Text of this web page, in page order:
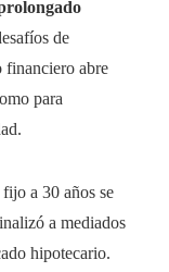
de
financiero abre
para
a 30 años se
a mediados
hipotecario.